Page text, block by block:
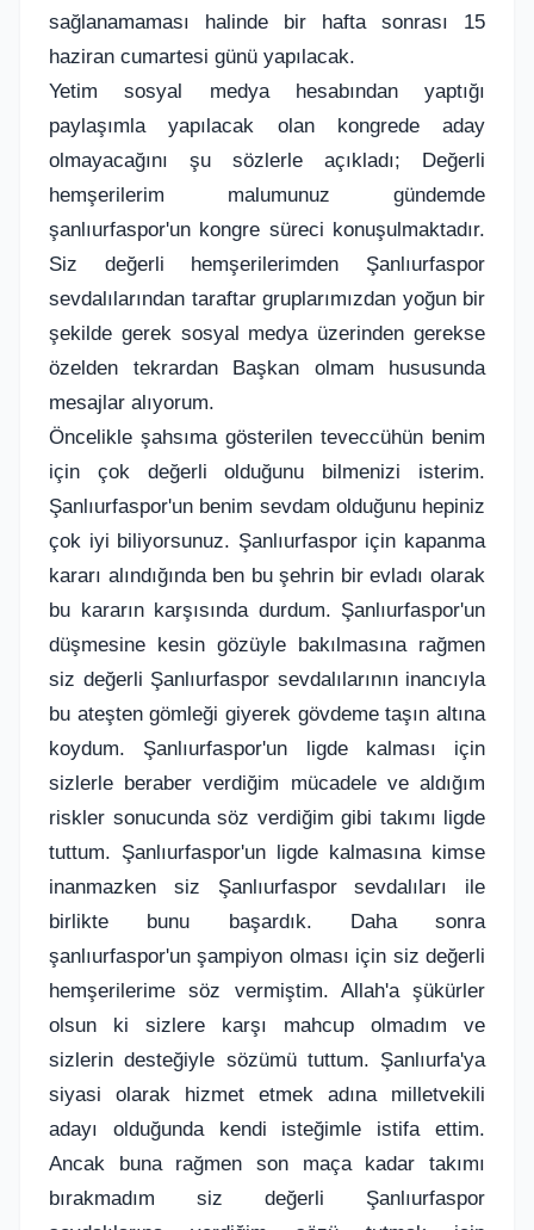
sağlanamaması halinde bir hafta sonrası 15
haziran cumartesi günü yapılacak.
Yetim sosyal medya hesabından yaptığı
paylaşımla yapılacak olan kongrede aday
olmayacağını şu sözlerle açıkladı; Değerli
hemşerilerim malumunuz gündemde
şanlıurfaspor'un kongre süreci konuşulmaktadır.
Siz değerli hemşerilerimden Şanlıurfaspor
sevdalılarından taraftar gruplarımızdan yoğun bir
şekilde gerek sosyal medya üzerinden gerekse
özelden tekrardan Başkan olmam hususunda
mesajlar alıyorum.
Öncelikle şahsıma gösterilen teveccühün benim
için çok değerli olduğunu bilmenizi isterim.
Şanlıurfaspor'un benim sevdam olduğunu hepiniz
çok iyi biliyorsunuz. Şanlıurfaspor için kapanma
kararı alındığında ben bu şehrin bir evladı olarak
bu kararın karşısında durdum. Şanlıurfaspor'un
düşmesine kesin gözüyle bakılmasına rağmen
siz değerli Şanlıurfaspor sevdalılarının inancıyla
bu ateşten gömleği giyerek gövdeme taşın altına
koydum. Şanlıurfaspor'un ligde kalması için
sizlerle beraber verdiğim mücadele ve aldığım
riskler sonucunda söz verdiğim gibi takımı ligde
tuttum. Şanlıurfaspor'un ligde kalmasına kimse
inanmazken siz Şanlıurfaspor sevdalıları ile
birlikte bunu başardık. Daha sonra
şanlıurfaspor'un şampiyon olması için siz değerli
hemşerilerime söz vermiştim. Allah'a şükürler
olsun ki sizlere karşı mahcup olmadım ve
sizlerin desteğiyle sözümü tuttum. Şanlıurfa'ya
siyasi olarak hizmet etmek adına milletvekili
adayı olduğunda kendi isteğimle istifa ettim.
Ancak buna rağmen son maça kadar takımı
bırakmadım siz değerli Şanlıurfaspor